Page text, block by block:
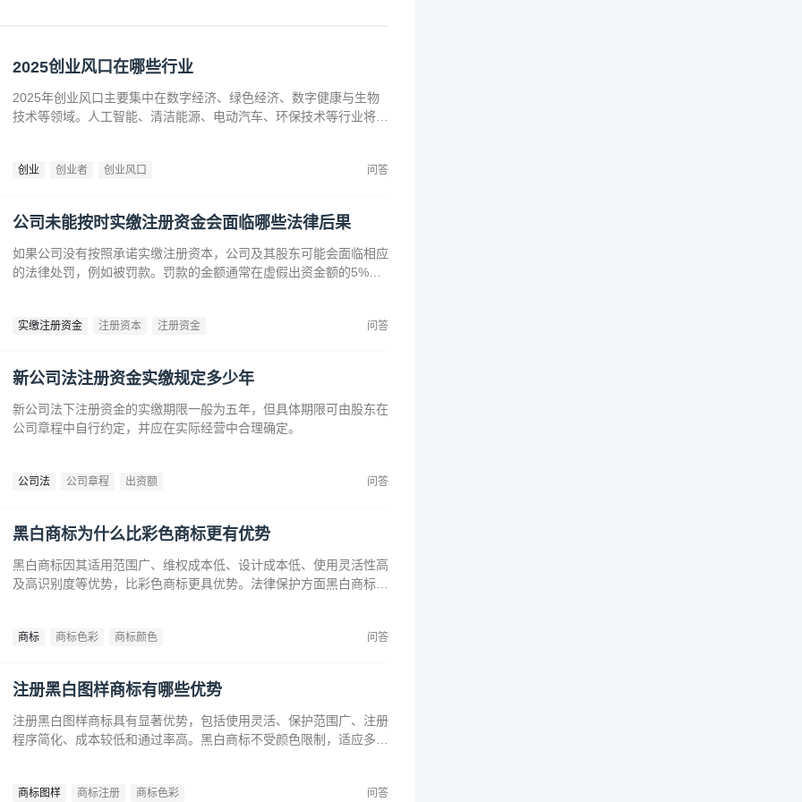
2025创业风口在哪些行业
2025年创业风口主要集中在数字经济、绿色经济、数字健康与生物
技术等领域。人工智能、清洁能源、电动汽车、环保技术等行业将迎
住这些前沿趋势，开拓新兴产业，创造商业价值。
创业 创业者 创业风口 问答
公司未能按时实缴注册资金会面临哪些法律后果
如果公司没有按照承诺实缴注册资本，公司及其股东可能会面临相应
的法律处罚，例如被罚款。罚款的金额通常在虚假出资金额的5%到
实缴注册资金 注册资本 注册资金 问答
新公司法注册资金实缴规定多少年
新公司法下注册资金的实缴期限一般为五年，但具体期限可由股东在
公司章程中自行约定，并应在实际经营中合理确定。
公司法 公司章程 出资额 问答
黑白商标为什么比彩色商标更有优势
黑白商标因其适用范围广、维权成本低、设计成本低、使用灵活性高
及高识别度等优势，比彩色商标更具优势。法律保护方面黑白商标更
商标 商标色彩 商标颜色 问答
注册黑白图样商标有哪些优势
注册黑白图样商标具有显著优势，包括使用灵活、保护范围广、注册
程序简化、成本较低和通过率高。黑白商标不受颜色限制，适应多样
商标图样 商标注册 商标色彩 问答